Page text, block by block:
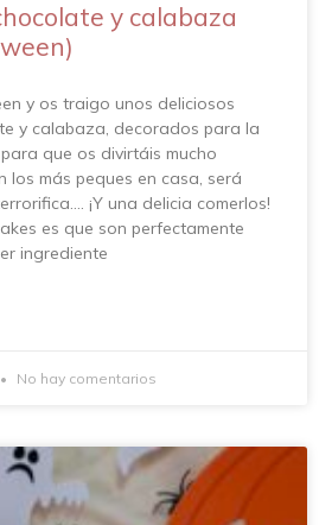
y calabaza
y os traigo unos deliciosos
y calabaza, decorados para la
que os divirtáis mucho
los más peques en casa, será
¡Y una delicia comerlos!
es que son perfectamente
ingrediente
No hay comentarios